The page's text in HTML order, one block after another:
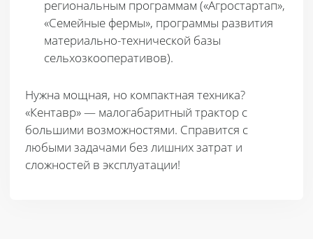
региональным программам («Агростартап»,
«Семейные фермы», программы развития
материально-технической базы
сельхозкооперативов).
Нужна мощная, но компактная техника?
«Кентавр» — малогабаритный трактор с
большими возможностями. Справится с
любыми задачами без лишних затрат и
сложностей в эксплуатации!